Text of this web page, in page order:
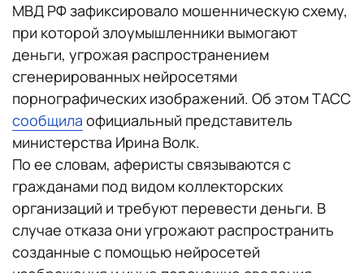
МВД РФ зафиксировало мошенническую схему,
при которой злоумышленники вымогают
деньги, угрожая распространением
сгенерированных нейросетями
порнографических изображений. Об этом ТАСС
сообщила официальный представитель
министерства Ирина Волк.
По ее словам, аферисты связываются с
гражданами под видом коллекторских
организаций и требуют перевести деньги. В
случае отказа они угрожают распространить
созданные с помощью нейросетей